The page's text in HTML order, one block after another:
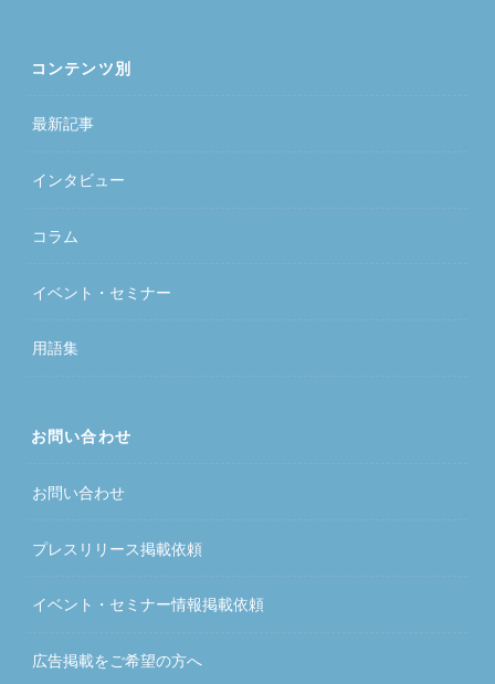
コンテンツ別
最新記事
インタビュー
コラム
イベント・セミナー
用語集
お問い合わせ
お問い合わせ
プレスリリース掲載依頼
イベント・セミナー情報掲載依頼
広告掲載をご希望の方へ